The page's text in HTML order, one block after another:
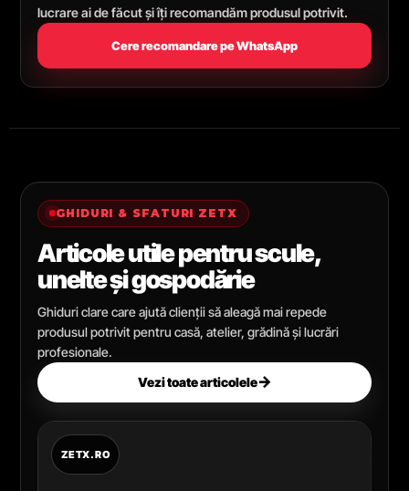
lucrare ai de făcut și îți recomandăm produsul potrivit.
Cere recomandare pe WhatsApp
GHIDURI & SFATURI ZETX
Articole utile pentru scule,
unelte și gospodărie
Ghiduri clare care ajută clienții să aleagă mai repede
produsul potrivit pentru casă, atelier, grădină și lucrări
profesionale.
Vezi toate articolele→